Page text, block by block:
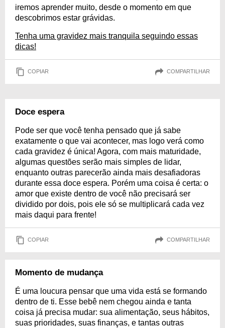
iremos aprender muito, desde o momento em que
descobrimos estar grávidas.
Tenha uma gravidez mais tranquila seguindo essas
dicas!
COPIAR COMPARTILHAR
Doce espera
Pode ser que você tenha pensado que já sabe
exatamente o que vai acontecer, mas logo verá como
cada gravidez é única! Agora, com mais maturidade,
algumas questões serão mais simples de lidar,
enquanto outras parecerão ainda mais desafiadoras
durante essa doce espera. Porém uma coisa é certa: o
amor que existe dentro de você não precisará ser
dividido por dois, pois ele só se multiplicará cada vez
mais daqui para frente!
COPIAR COMPARTILHAR
Momento de mudança
É uma loucura pensar que uma vida está se formando
dentro de ti. Esse bebê nem chegou ainda e tanta
coisa já precisa mudar: sua alimentação, seus hábitos,
suas prioridades, suas finanças, e tantas outras